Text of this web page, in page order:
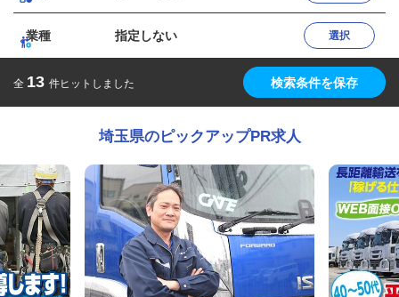
業種 指定しない 選択
全 13 件ヒットしました 検索条件を保存
埼玉県のピックアップPR求人